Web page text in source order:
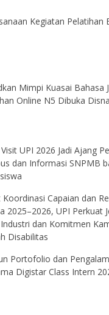
Kegiatan Pelatihan
Mimpi Kuasai Bahasa
Online N5 Dibuka
UPI 2026 Jadi Ajang
dan Informasi SNPMB
Koordinasi Capaian dan
2025–2026, UPI Perkuat
dan Komitmen
Disabilitas
Portofolio dan
Digistar Class Intern